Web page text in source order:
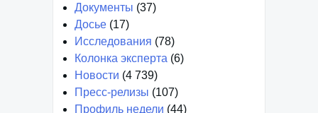
Документы (37)
Досье (17)
Исследования (78)
Колонка эксперта (6)
Новости (4 739)
Пресс-релизы (107)
Профиль недели (44)